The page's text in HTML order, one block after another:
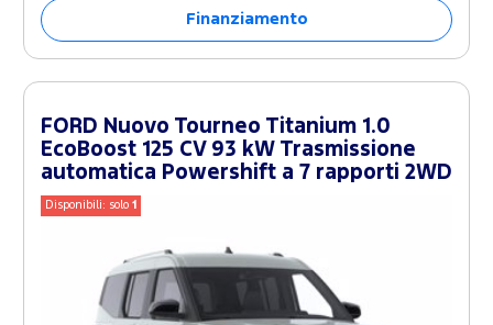
Finanziamento
FORD Nuovo Tourneo Titanium 1.0
EcoBoost 125 CV 93 kW Trasmissione
automatica Powershift a 7 rapporti 2WD
Disponibili: solo1